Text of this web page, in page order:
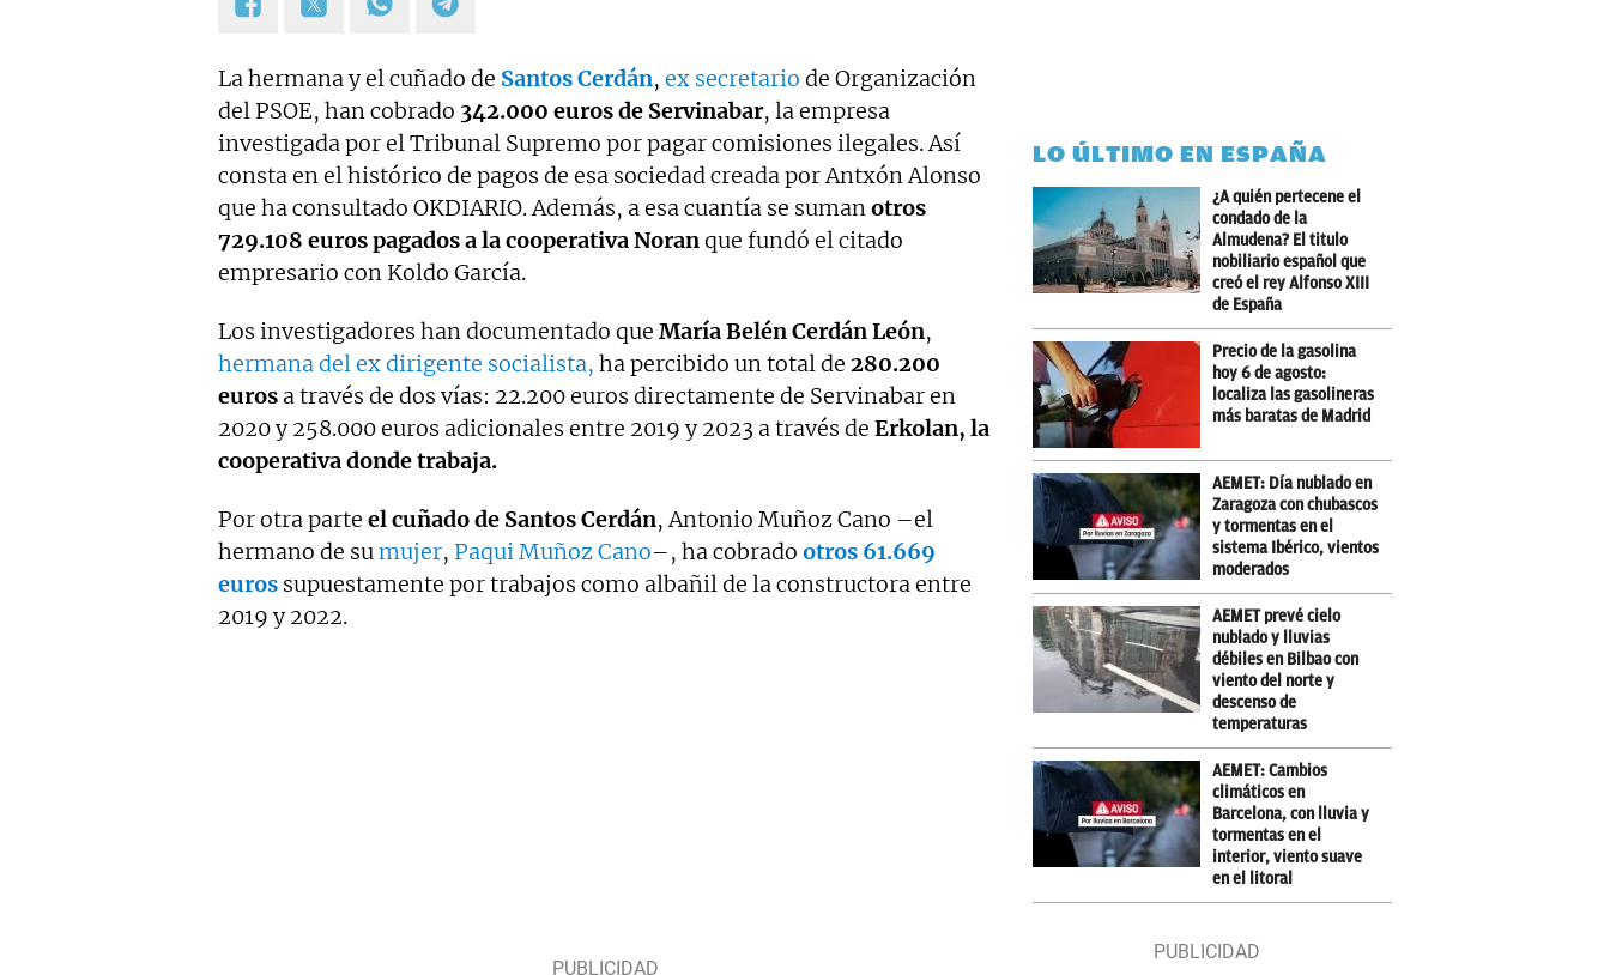
La hermana y el cuñado de Santos Cerdán, ex secretario de Organización
del PSOE, han cobrado 342.000 euros de Servinabar, la empresa
investigada por el Tribunal Supremo por pagar comisiones ilegales. Así
consta en el histórico de pagos de esa sociedad creada por Antxón Alonso
que ha consultado OKDIARIO. Además, a esa cuantía se sumanotros
729.108 euros pagados a la cooperativa Noranque fundó el citado
empresario con Koldo García.
Los investigadores han documentado que María Belén Cerdán León,
hermana del ex dirigente socialista, ha percibido un total de 280.200
euros a través de dos vías: 22.200 euros directamente de Servinabar en
2020 y 258.000 euros adicionales entre 2019 y 2023 a través de Erkolan, la
cooperativa donde trabaja.
Por otra parte el cuñado de Santos Cerdán, Antonio Muñoz Cano –el
hermano de sumujer, Paqui Muñoz Cano–, ha cobrado otros 61.669
euros supuestamente por trabajos como albañil de la constructora entre
2019 y 2022.
LO ÚLTIMO EN ESPAÑA
¿A quién pertecene el
condado de la
Almudena? El titulo
nobiliario español que
creó el rey Alfonso XIII
de España
Precio de la gasolina
hoy 6 de agosto:
localiza las gasolineras
más baratas de Madrid
AEMET: Día nublado en
Zaragoza con chubascos
y tormentas en el
sistema Ibérico, vientos
moderados
AEMET prevé cielo
nublado y lluvias
débiles en Bilbao con
viento del norte y
descenso de
temperaturas
AEMET: Cambios
climáticos en
Barcelona, con lluvia y
tormentas en el
interior, viento suave
en el litoral